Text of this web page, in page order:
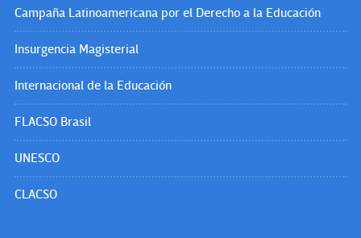
Campaña Latinoamericana por el Derecho a la Educación
Insurgencia Magisterial
Internacional de la Educación
FLACSO Brasil
UNESCO
CLACSO